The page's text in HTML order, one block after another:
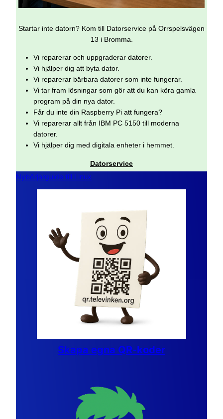
Startar inte datorn? Kom till Datorservice på Orrspelsvägen
13 i Bromma.
Vi reparerar och uppgraderar datorer.
Vi hjälper dig att byta dator.
Vi reparerar bärbara datorer som inte fungerar.
Vi tar fram lösningar som gör att du kan köra gamla
program på din nya dator.
Får du inte din Raspberry Pi att fungera?
Vi reparerar allt från IBM PC 5150 till moderna
datorer.
Vi hjälper dig med digitala enheter i hemmet.
Datorservice
Nybörjarguide till Linux
Skapa egna QR-koder